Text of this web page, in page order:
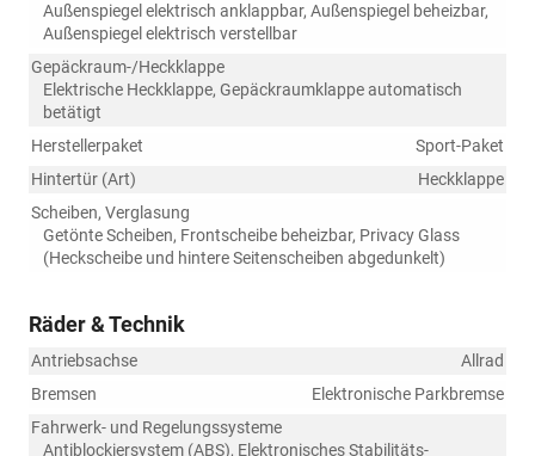
Außenspiegel elektrisch anklappbar, Außenspiegel beheizbar,
Außenspiegel elektrisch verstellbar
Gepäckraum-/Heckklappe
Elektrische Heckklappe, Gepäckraumklappe automatisch
betätigt
Herstellerpaket
Sport-Paket
Hintertür (Art)
Heckklappe
Scheiben, Verglasung
Getönte Scheiben, Frontscheibe beheizbar, Privacy Glass
(Heckscheibe und hintere Seitenscheiben abgedunkelt)
Räder & Technik
Antriebsachse
Allrad
Bremsen
Elektronische Parkbremse
Fahrwerk- und Regelungssysteme
Antiblockiersystem (ABS), Elektronisches Stabilitäts-